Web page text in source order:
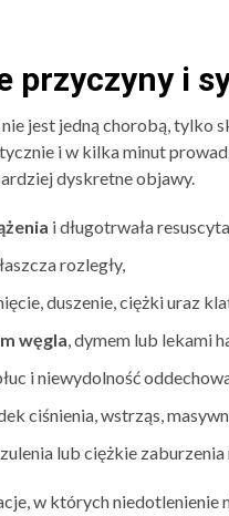
przyczyny i
jest jedną chorobą, tylko
i w kilka minut
dyskretne objawy.
i długotrwała
rozległy,
duszenie, ciężki uraz
węgla, dymem lub lekami
i niewydolność
ciśnienia, wstrząs,
lub ciężkie
w których niedotlenienie